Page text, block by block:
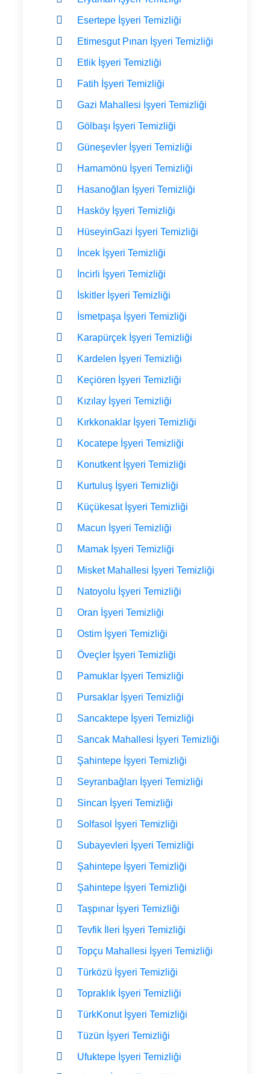
Esertepe İşyeri Temizliği
Etimesgut Pınarı İşyeri Temizliği
Etlik İşyeri Temizliği
Fatih İşyeri Temizliği
Gazi Mahallesi İşyeri Temizliği
Gölbaşı İşyeri Temizliği
Güneşevler İşyeri Temizliği
Hamamönü İşyeri Temizliği
Hasanoğlan İşyeri Temizliği
Hasköy İşyeri Temizliği
HüseyinGazi İşyeri Temizliği
İncek İşyeri Temizliği
İncirli İşyeri Temizliği
İskitler İşyeri Temizliği
İsmetpaşa İşyeri Temizliği
Karapürçek İşyeri Temizliği
Kardelen İşyeri Temizliği
Keçiören İşyeri Temizliği
Kızılay İşyeri Temizliği
Kırkkonaklar İşyeri Temizliği
Kocatepe İşyeri Temizliği
Konutkent İşyeri Temizliği
Kurtuluş İşyeri Temizliği
Küçükesat İşyeri Temizliği
Macun İşyeri Temizliği
Mamak İşyeri Temizliği
Misket Mahallesi İşyeri Temizliği
Natoyolu İşyeri Temizliği
Oran İşyeri Temizliği
Ostim İşyeri Temizliği
Öveçler İşyeri Temizliği
Pamuklar İşyeri Temizliği
Pursaklar İşyeri Temizliği
Sancaktepe İşyeri Temizliği
Sancak Mahallesi İşyeri Temizliği
Şahintepe İşyeri Temizliği
Seyranbağları İşyeri Temizliği
Sincan İşyeri Temizliği
Solfasol İşyeri Temizliği
Subayevleri İşyeri Temizliği
Şahintepe İşyeri Temizliği
Şahintepe İşyeri Temizliği
Taşpınar İşyeri Temizliği
Tevfik İleri İşyeri Temizliği
Topçu Mahallesi İşyeri Temizliği
Türközü İşyeri Temizliği
Topraklık İşyeri Temizliği
TürkKonut İşyeri Temizliği
Tüzün İşyeri Temizliği
Ufuktepe İşyeri Temizliği